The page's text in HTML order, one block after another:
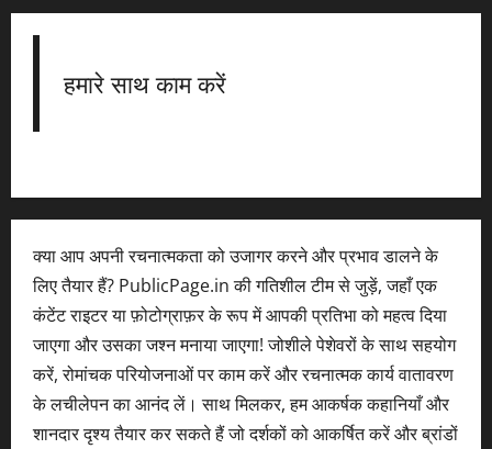
हमारे साथ काम करें
क्या आप अपनी रचनात्मकता को उजागर करने और प्रभाव डालने के
लिए तैयार हैं? PublicPage.in की गतिशील टीम से जुड़ें, जहाँ एक
कंटेंट राइटर या फ़ोटोग्राफ़र के रूप में आपकी प्रतिभा को महत्व दिया
जाएगा और उसका जश्न मनाया जाएगा! जोशीले पेशेवरों के साथ सहयोग
करें, रोमांचक परियोजनाओं पर काम करें और रचनात्मक कार्य वातावरण
के लचीलेपन का आनंद लें। साथ मिलकर, हम आकर्षक कहानियाँ और
शानदार दृश्य तैयार कर सकते हैं जो दर्शकों को आकर्षित करें और ब्रांडों